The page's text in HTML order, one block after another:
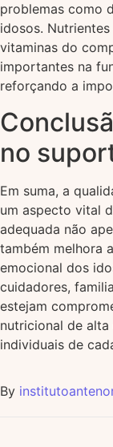
problemas como
idosos.
vitaminas do
importantes na
reforçando a
no
Em suma, a
um aspecto vital
adequada não
também melhora
emocional dos
cuidadores,
estejam
nutricional de
individuais de
By